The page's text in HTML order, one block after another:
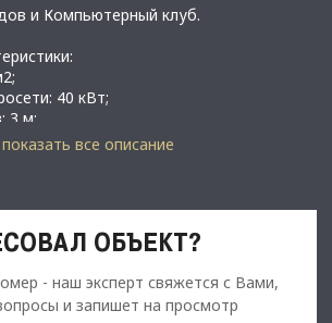
и Компьютерный клуб.
40 кВт;
3 м;
сделки:
показать все описание
ОБЪЕКТ?
- наш эксперт свяжется с Вами,
и запишет на просмотр